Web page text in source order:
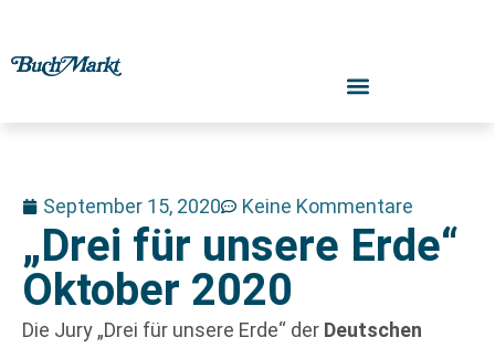
September 15, 2020 Keine Kommentare
„Drei für unsere Erde“
Oktober 2020
Die Jury „Drei für unsere Erde“ der Deutschen